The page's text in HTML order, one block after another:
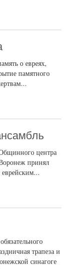
о евреях,
памятного
центра
принял
еврейским...
трапеза и
синагоге